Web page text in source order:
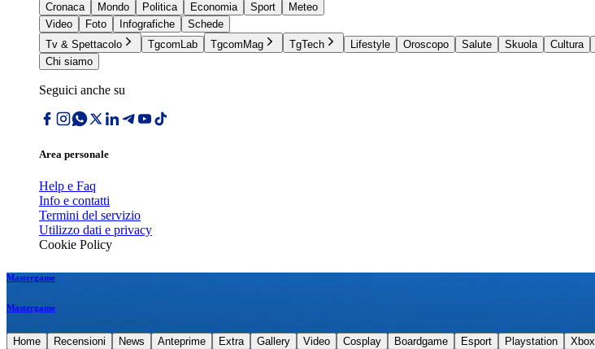
Cronaca
Mondo Politica Economia Sport
Meteo
Video
Foto Infografiche
Schede
Tv & Spettacolo
TgcomLab TgcomMag TgTech Lifestyle Oroscopo Salute Skuola Cultura
Chi siamo
Seguici anche su
Area personale
Help e Faq
Info e contatti
Termini del servizio
Utilizzo dati e privacy
Cookie Policy
Mastergame
Mastergame
Home Recensioni News Anteprime Extra Gallery Video Cosplay Boardgame Esport Playstation Xbox